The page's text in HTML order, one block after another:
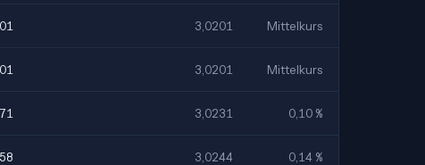
3,0201 Mittelkurs
3,0201 Mittelkurs
3,0231 0,10 %
3,0244 0,14 %